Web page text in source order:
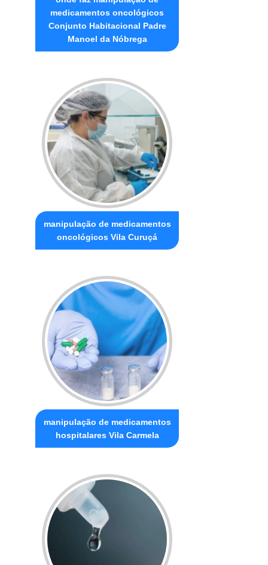
medicamentos oncológicos
Conjunto Habitacional Padre
Manoel da Nóbrega
manipulação de medicamentos
oncológicos Vila Curuçá
manipulação de medicamentos
hospitalares Vila Carmela